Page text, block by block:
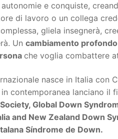
e conquiste,
di lavoro o un collega
gliela insegnerà,
Un cambiamento
che voglia combattere
nasce in Italia con
contemporanea lanciano il
Global Down
and New Zealand Down
Síndrome de Down.